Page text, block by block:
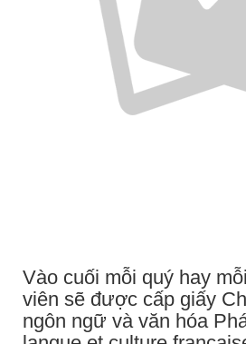
Vào cuối mỗi quý hay
viên sẽ được cấp giấy
ngôn ngữ và văn hóa